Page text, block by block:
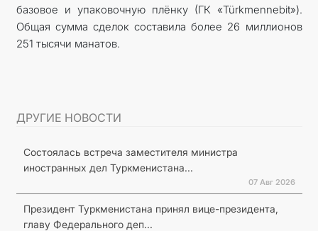
базовое и упаковочную плёнку (ГК «Türkmennebit»).
Общая сумма сделок составила более 26 миллионов
251 тысячи манатов.
ДРУГИЕ НОВОСТИ
Состоялась встреча заместителя министра
иностранных дел Туркменистана...
07 Авг 2026
Президент Туркменистана принял вице-президента,
главу Федерального деп...